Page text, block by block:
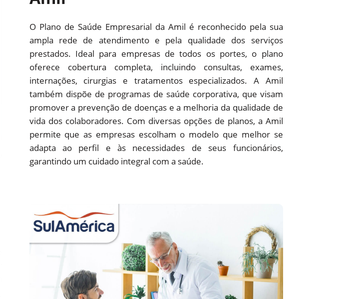
O Plano de Saúde Empresarial da Amil é reconhecido pela sua
ampla rede de atendimento e pela qualidade dos serviços
prestados. Ideal para empresas de todos os portes, o plano
oferece cobertura completa, incluindo consultas, exames,
internações, cirurgias e tratamentos especializados. A Amil
também dispõe de programas de saúde corporativa, que visam
promover a prevenção de doenças e a melhoria da qualidade de
vida dos colaboradores. Com diversas opções de planos, a Amil
permite que as empresas escolham o modelo que melhor se
adapta ao perfil e às necessidades de seus funcionários,
garantindo um cuidado integral com a saúde.